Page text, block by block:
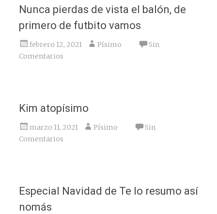
Nunca pierdas de vista el balón, de
primero de futbito vamos
febrero 12, 2021 Písimo
Sin
Comentarios
Kim atopísimo
marzo 11, 2021 Písimo
Sin
Comentarios
Especial Navidad de Te lo resumo así
nomás